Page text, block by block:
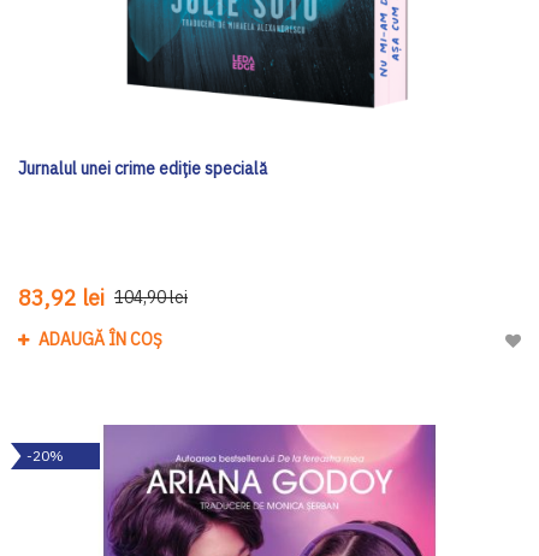
Jurnalul unei crime ediţie specială
83,92 lei 104,90 lei
ADAUGĂ ÎN COȘ
-20%